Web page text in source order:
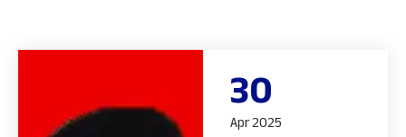
30
Apr 2025